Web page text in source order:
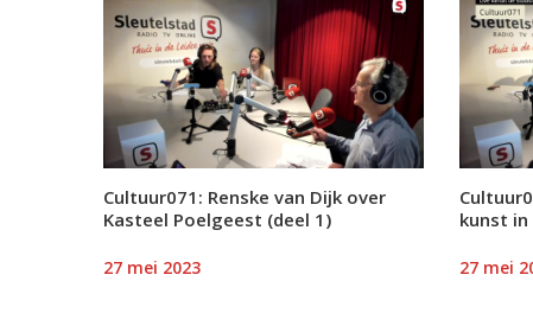
Cultuur071: Renske van Dijk over
Kasteel Poelgeest (deel 1)
27 mei 2023
kunst
27 mei